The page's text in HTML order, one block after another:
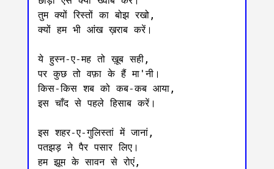
तुम क्यों रिस्तों का बोझ रखो,
क्यों हम भी आंख ख़राब करें।
ये हुस्न-ए-मह तो ख़ूब सही,
पर कुछ तो वफ़ा के हैं मा'नी।
किस-किस शब को कब-कब आया,
इस चाँद से पहले हिसाब करें।
इस शहर-ए-गुलिस्तां में जानां,
पतझड़ ने पैर पसार लिए।
हम झूम के सावन से रोएं,